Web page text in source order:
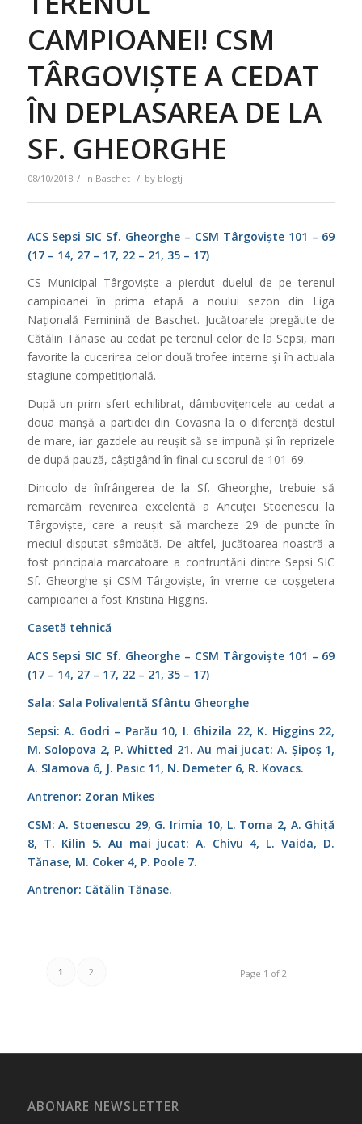
CAMPIOANEI! CSM
TÂRGOVIȘTE A CEDAT
ÎN DEPLASAREA DE LA
SF. GHEORGHE
08/10/2018 / in Baschet / by blogtj
ACS Sepsi SIC Sf. Gheorghe – CSM Târgoviște 101 – 69
(17 – 14, 27 – 17, 22 – 21, 35 – 17)
CS Municipal Târgoviște a pierdut duelul de pe terenul
campioanei în prima etapă a noului sezon din Liga
Națională Feminină de Baschet. Jucătoarele pregătite de
Cătălin Tănase au cedat pe terenul celor de la Sepsi, mari
favorite la cucerirea celor două trofee interne și în actuala
stagiune competițională.
După un prim sfert echilibrat, dâmbovițencele au cedat a
doua manșă a partidei din Covasna la o diferență destul
de mare, iar gazdele au reușit să se impună și în reprizele
de după pauză, câștigând în final cu scorul de 101-69.
Dincolo de înfrângerea de la Sf. Gheorghe, trebuie să
remarcăm revenirea excelentă a Ancuței Stoenescu la
Târgoviște, care a reușit să marcheze 29 de puncte în
meciul disputat sâmbătă. De altfel, jucătoarea noastră a
fost principala marcatoare a confruntării dintre Sepsi SIC
Sf. Gheorghe și CSM Târgoviște, în vreme ce coșgetera
campioanei a fost Kristina Higgins.
Casetă tehnică
ACS Sepsi SIC Sf. Gheorghe – CSM Târgoviște 101 – 69
(17 – 14, 27 – 17, 22 – 21, 35 – 17)
Sala: Sala Polivalentă Sfântu Gheorghe
Sepsi: A. Godri – Parău 10, I. Ghizila 22, K. Higgins 22,
M. Solopova 2, P. Whitted 21. Au mai jucat: A. Șipoș 1,
A. Slamova 6, J. Pasic 11, N. Demeter 6, R. Kovacs.
Antrenor: Zoran Mikes
CSM: A. Stoenescu 29, G. Irimia 10, L. Toma 2, A. Ghiță
8, T. Kilin 5. Au mai jucat: A. Chivu 4, L. Vaida, D.
Tănase, M. Coker 4, P. Poole 7.
Antrenor: Cătălin Tănase.
Page 1 of 2
1 2
ABONARE NEWSLETTER